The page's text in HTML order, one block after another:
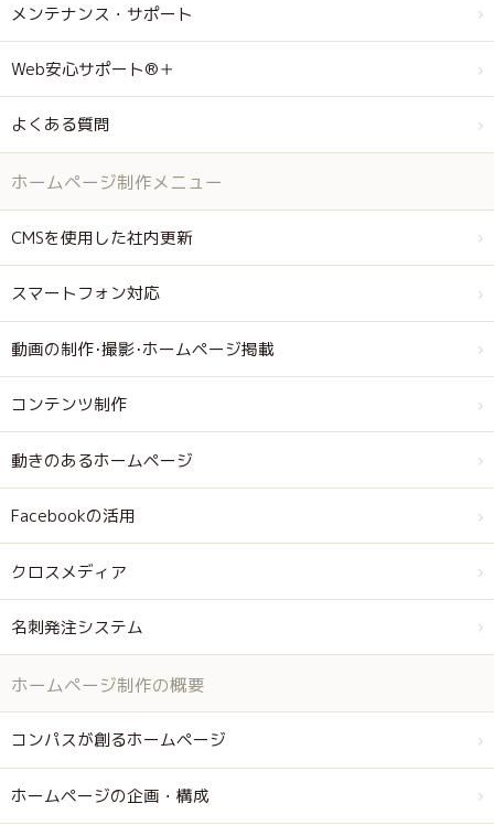
メンテナンス・サポート
Web安心サポート®＋
よくある質問
ホームページ制作メニュー
CMSを使用した社内更新
スマートフォン対応
動画の制作･撮影･ホームページ掲載
コンテンツ制作
動きのあるホームページ
Facebookの活用
クロスメディア
名刺発注システム
ホームページ制作の概要
コンパスが創るホームページ
ホームページの企画・構成